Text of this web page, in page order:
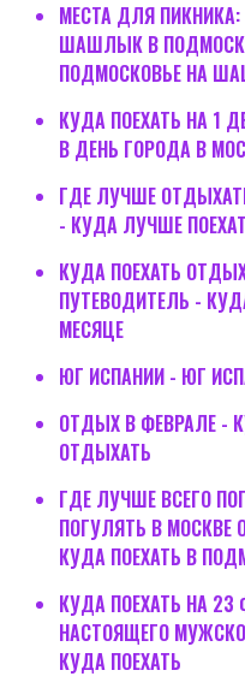
МЕСТА ДЛЯ
ШАШЛЫК В
ПОДМОСКОВЬЕ НА
КУДА ПОЕХАТЬ НА 1
В ДЕНЬ ГОРОДА В
ГДЕ ЛУЧШЕ
- КУДА ЛУЧШЕ
КУДА ПОЕХАТЬ
ПУТЕВОДИТЕЛЬ -
МЕСЯЦЕ
ЮГ ИСПАНИИ - ЮГ
ОТДЫХ В ФЕВРАЛЕ -
ОТДЫХАТЬ
ГДЕ ЛУЧШЕ ВСЕГО
ПОГУЛЯТЬ В
КУДА ПОЕХАТЬ В
КУДА ПОЕХАТЬ НА
НАСТОЯЩЕГО
КУДА ПОЕХАТЬ